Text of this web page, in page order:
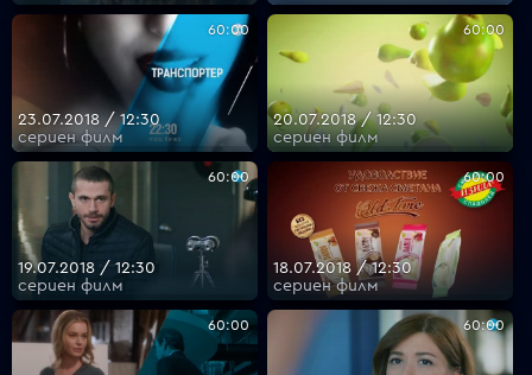
60:00
23.07.2018 / 12:30
сериен филм
60:00
20.07.2018 / 12:30
сериен филм
60:00
19.07.2018 / 12:30
сериен филм
60:00
18.07.2018 / 12:30
сериен филм
60:00 60:00